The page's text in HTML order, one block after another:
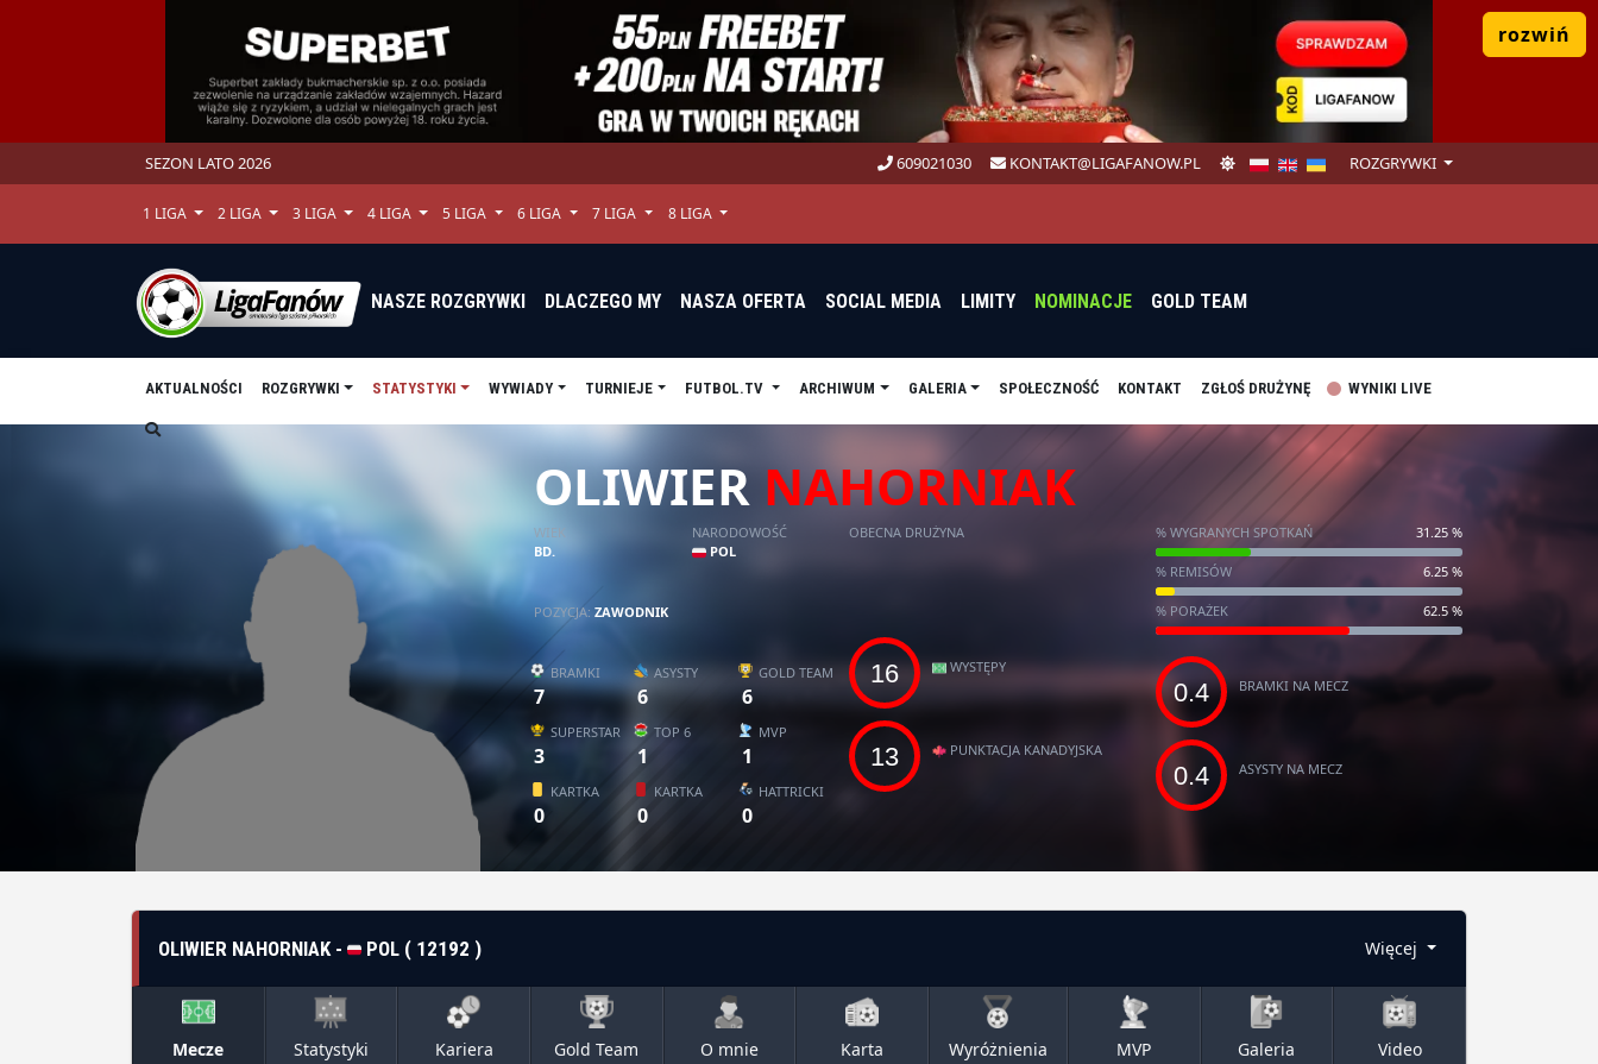
rozwiń
SEZON LATO 2026 609021030 KONTAKT@LIGAFANOW.PL ROZGRYWKI
1 LIGA 2 LIGA 3 LIGA 4 LIGA 5 LIGA 6 LIGA 7 LIGA 8 LIGA
NASZE ROZGRYWKI DLACZEGO MY NASZA OFERTA SOCIAL MEDIA LIMITY NOMINACJE GOLD TEAM
AKTUALNOŚCI ROZGRYWKI STATYSTYKI WYWIADY TURNIEJE FUTBOL.TV ARCHIWUM GALERIA SPOŁECZNOŚĆ KONTAKT ZGŁOŚ DRUŻYNĘ WYNIKI LIVE
OLIWIER NAHORNIAK
WIEK
BD.
NARODOWOŚĆ
POL
POZYCJA: ZAWODNIK
BRAMKI
7
ASYSTY
6
GOLD TEAM
6
SUPERSTAR
3
TOP 6
1
MVP
1
KARTKA
0
KARTKA
0
HATTRICKI
0
OBECNA DRUŻYNA
16 WYSTĘPY
13 PUNKTACJA KANADYJSKA
% WYGRANYCH SPOTKAŃ 31.25 %
% REMISÓW 6.25 %
% PORAŻEK 62.5 %
0.4 BRAMKI NA MECZ
0.4 ASYSTY NA MECZ
OLIWIER NAHORNIAK - POL ( 12192 ) Więcej
Mecze Statystyki Kariera Gold Team O mnie Karta Wyróżnienia MVP Galeria Video